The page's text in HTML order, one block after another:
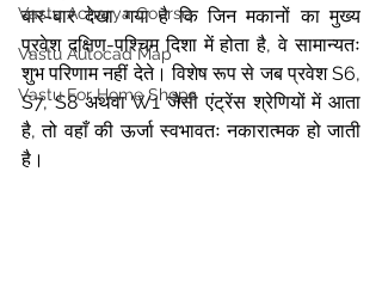
Vastu Acharya Course
Vastu Autocad Map
Vastu For Home Shops
बार-बार देखा गया है कि जिन मकानों का मुख्य
प्रवेश दक्षिण-पश्चिम दिशा में होता है, वे सामान्यतः
शुभ परिणाम नहीं देते। विशेष रूप से जब प्रवेश S6,
S7, S8 अथवा W1 जैसी एंट्रेंस श्रेणियों में आता
है, तो वहाँ की ऊर्जा स्वभावतः नकारात्मक हो जाती
है।